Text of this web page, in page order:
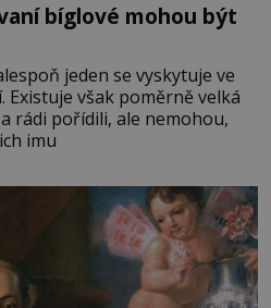
bíglové mohou být
jeden se vyskytuje ve
Existuje však poměrně velká
rádi pořídili, ale nemohou,
imu